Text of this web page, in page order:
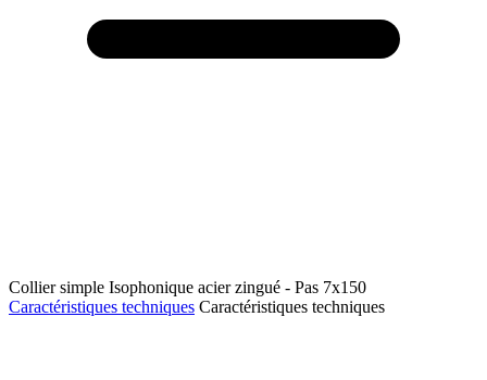
Collier simple Isophonique acier zingué - Pas 7x150
Caractéristiques techniques Caractéristiques techniques